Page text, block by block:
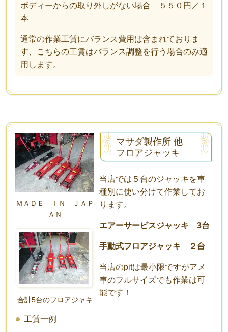
ボディーからの取り外しがない場合 ５５０円／１
本
通常の作業工賃にバランス費用は含まれておりま
す、こちらの工賃はバランス調整を行う場合のみ適
用します。
ＭＡＤＥ ＩＮ ＪＡＰ
ＡＮ
合計5台のフロアジャキ
マサダ製作所 他
フロアジャッキ
当店では５台のジャッキを車
種別に使い分けて作業してお
ります。
エアーサービスジャッキ 3台
手動式フロアジャッキ ２台
当店のpitは最小限ですがアメ
車のフルサイズでも作業は可
能です！
工賃一例